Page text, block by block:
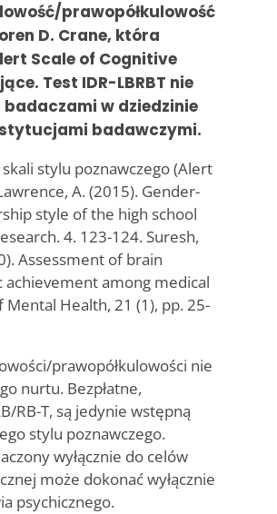
prawopółkulowość
D. Crane, która
Scale of Cognitive
Test IDR-LBRBT nie
w dziedzinie
badawczymi.
stylu poznawczego (Alert
A. (2015). Gender-
style of the high school
4. 123-124. Suresh,
Assessment of brain
among medical
Health, 21 (1), pp. 25-
prawopółkulowości nie
nurtu. Bezpłatne,
RB-T, są jedynie wstępną
stylu poznawczego.
wyłącznie do celów
może dokonać wyłącznie
psychicznego.